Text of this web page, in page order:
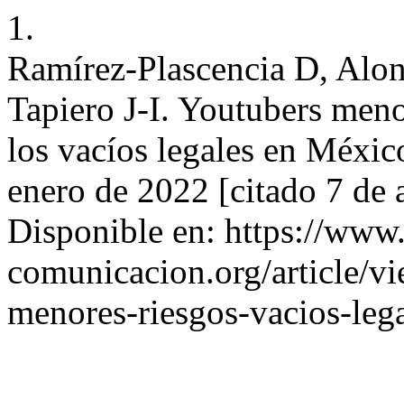
1.
Ramírez-Plascencia D,
Tapiero J-I. Youtubers
los vacíos legales en
enero de 2022 [citado 7
Disponible en: https://
comunicacion.org/article/
menores-riesgos-vacios-